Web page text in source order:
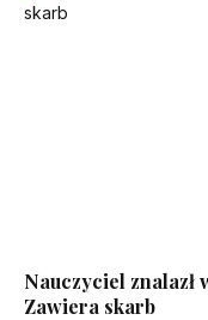
Nauczyciel znalazł
Zawiera skarb